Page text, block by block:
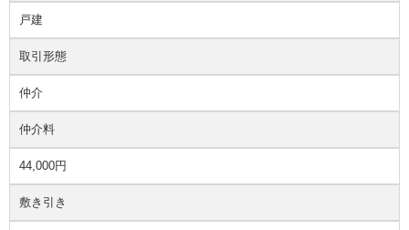
戸建
取引形態
仲介
仲介料
44,000円
敷き引き